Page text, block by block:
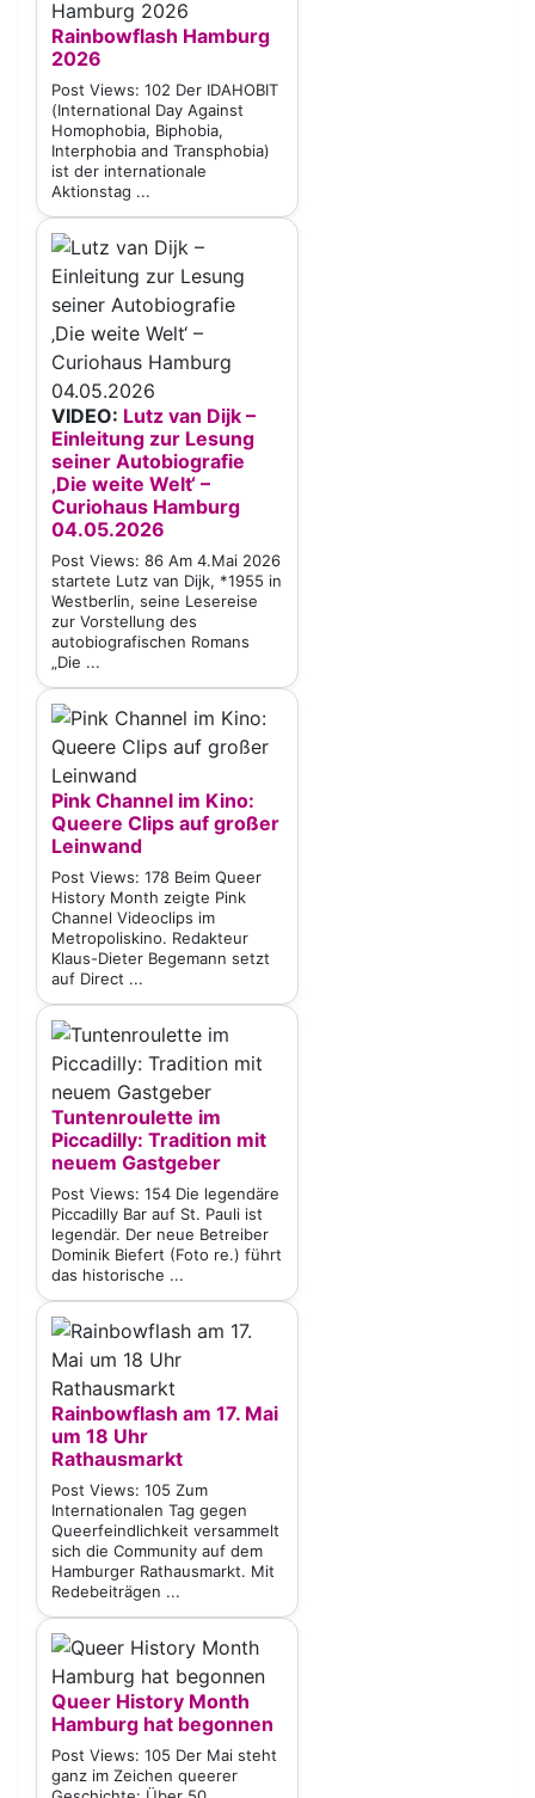
Rainbowflash Hamburg
2026
Post Views: 102 Der IDAHOBIT
(International Day Against
Homophobia, Biphobia,
Interphobia and Transphobia)
ist der internationale
Aktionstag ...
VIDEO: Lutz van Dijk –
Einleitung zur Lesung
seiner Autobiografie
‚Die weite Welt‘ –
Curiohaus Hamburg
04.05.2026
Post Views: 86 Am 4.Mai 2026
startete Lutz van Dijk, *1955 in
Westberlin, seine Lesereise
zur Vorstellung des
autobiografischen Romans
„Die ...
Pink Channel im Kino:
Queere Clips auf großer
Leinwand
Post Views: 178 Beim Queer
History Month zeigte Pink
Channel Videoclips im
Metropoliskino. Redakteur
Klaus-Dieter Begemann setzt
auf Direct ...
Tuntenroulette im
Piccadilly: Tradition mit
neuem Gastgeber
Post Views: 154 Die legendäre
Piccadilly Bar auf St. Pauli ist
legendär. Der neue Betreiber
Dominik Biefert (Foto re.) führt
das historische ...
Rainbowflash am 17. Mai
um 18 Uhr
Rathausmarkt
Post Views: 105 Zum
Internationalen Tag gegen
Queerfeindlichkeit versammelt
sich die Community auf dem
Hamburger Rathausmarkt. Mit
Redebeiträgen ...
Queer History Month
Hamburg hat begonnen
Post Views: 105 Der Mai steht
ganz im Zeichen queerer